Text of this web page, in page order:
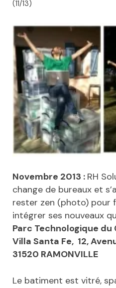
(11/13)
Novembre 2013 : RH
change de bureaux et
rester zen (photo) pour
intégrer ses nouveaux
Parc Technologique du
Villa Santa Fe, 12,
31520 RAMONVILLE
Le batiment est vitré,